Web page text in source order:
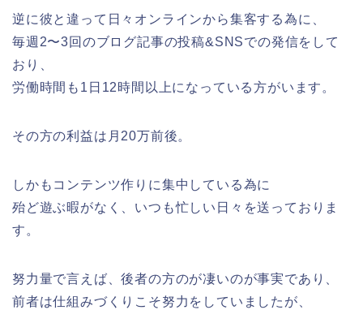
逆に彼と違って日々オンラインから集客する為に、
毎週2〜3回のブログ記事の投稿&SNSでの発信をして
おり、
労働時間も1日12時間以上になっている方がいます。
その方の利益は月20万前後。
しかもコンテンツ作りに集中している為に
殆ど遊ぶ暇がなく、いつも忙しい日々を送っておりま
す。
努力量で言えば、後者の方のが凄いのが事実であり、
前者は仕組みづくりこそ努力をしていましたが、